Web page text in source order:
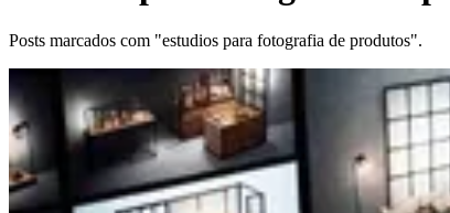
Posts marcados com "estudios para fotografia de produtos".